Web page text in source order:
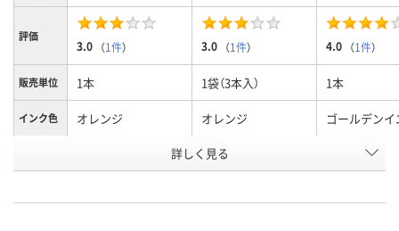
評価
3.0 （1件） 3.0 （1件） 4.0 （1件）
販売単位 1本 1袋（3本入） 1本
インク色 オレンジ オレンジ ゴールデン
9833740 9328715
詳しく見る